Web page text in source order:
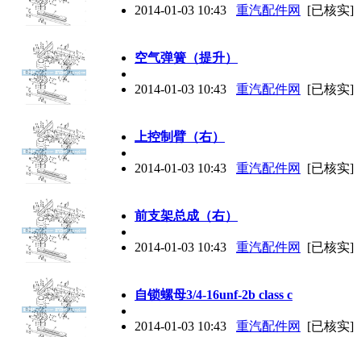
2014-01-03 10:43 重汽配件网 [已核实]
空气弹簧（提升）
2014-01-03 10:43 重汽配件网 [已核实]
上控制臂（右）
2014-01-03 10:43 重汽配件网 [已核实]
前支架总成（右）
2014-01-03 10:43 重汽配件网 [已核实]
自锁螺母3/4-16unf-2b class c
2014-01-03 10:43 重汽配件网 [已核实]